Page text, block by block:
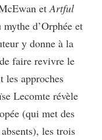
et Artful
d’Orphée et
y donne à la
faire revivre le
les approches
Lecomte révèle
(qui met des
les trois